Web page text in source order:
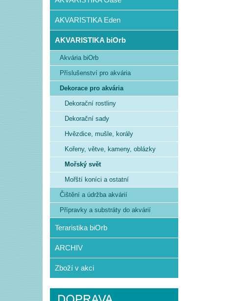
AKVARISTIKA Eden
AKVARISTIKA biOrb
Akvária biOrb
Příslušenství pro akvária
Dekorace pro akvária
Dekorační rostliny
Dekorační sady
Hvězdice, mušle, korály
Kořeny, větve, kameny, oblázky
Mořský svět
Mořští koníci a ostatní
Čištění a údržba akvárií
Přípravky a substráty do akvárií
Teraristika biOrb
ARCHIV
Zboží v akci